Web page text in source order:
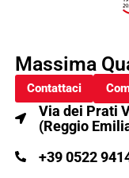
Massima
Contattaci
Via dei Prati
(Reggio
+39 0522